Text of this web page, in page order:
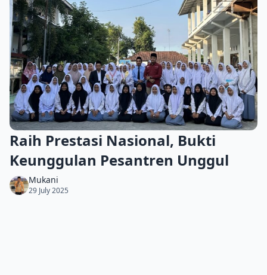
Raih Prestasi Nasional, Bukti
Keunggulan Pesantren Unggul
Mukani
29 July 2025